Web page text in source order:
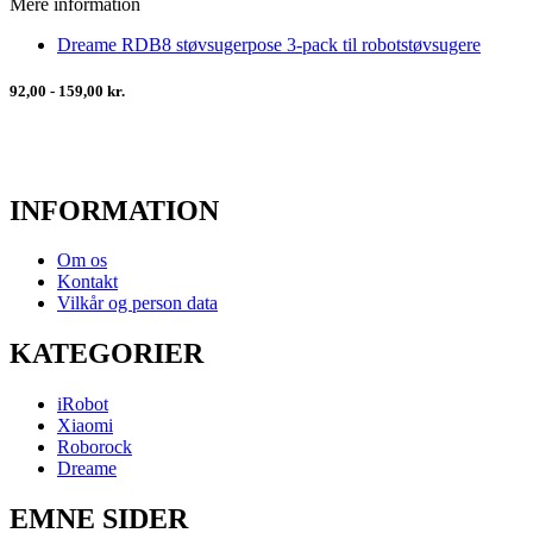
Mere information
Dreame RDB8 støvsugerpose 3-pack til robotstøvsugere
92,00 - 159,00 kr.
INFORMATION
Om os
Kontakt
Vilkår og person data
KATEGORIER
iRobot
Xiaomi
Roborock
Dreame
EMNE SIDER